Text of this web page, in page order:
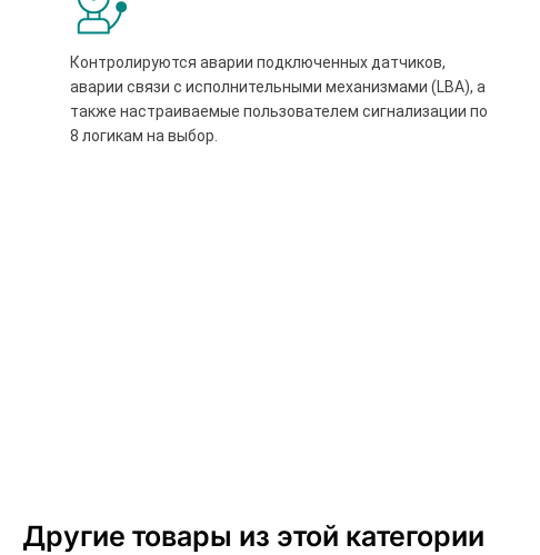
Контролируются аварии подключенных датчиков,
аварии связи с исполнительными механизмами (LBA), а
также настраиваемые пользователем сигнализации по
8 логикам на выбор.
Другие товары из этой категории